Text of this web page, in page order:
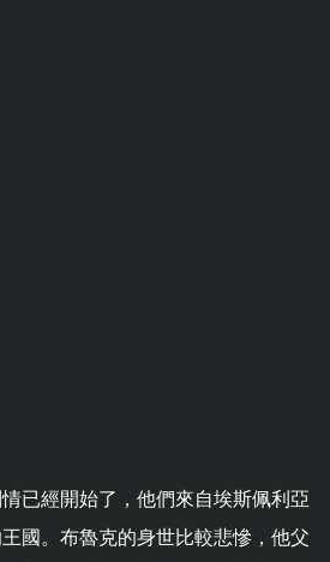
已經開始了，他們來自埃斯佩利亞
國。布魯克的身世比較悲慘，他父